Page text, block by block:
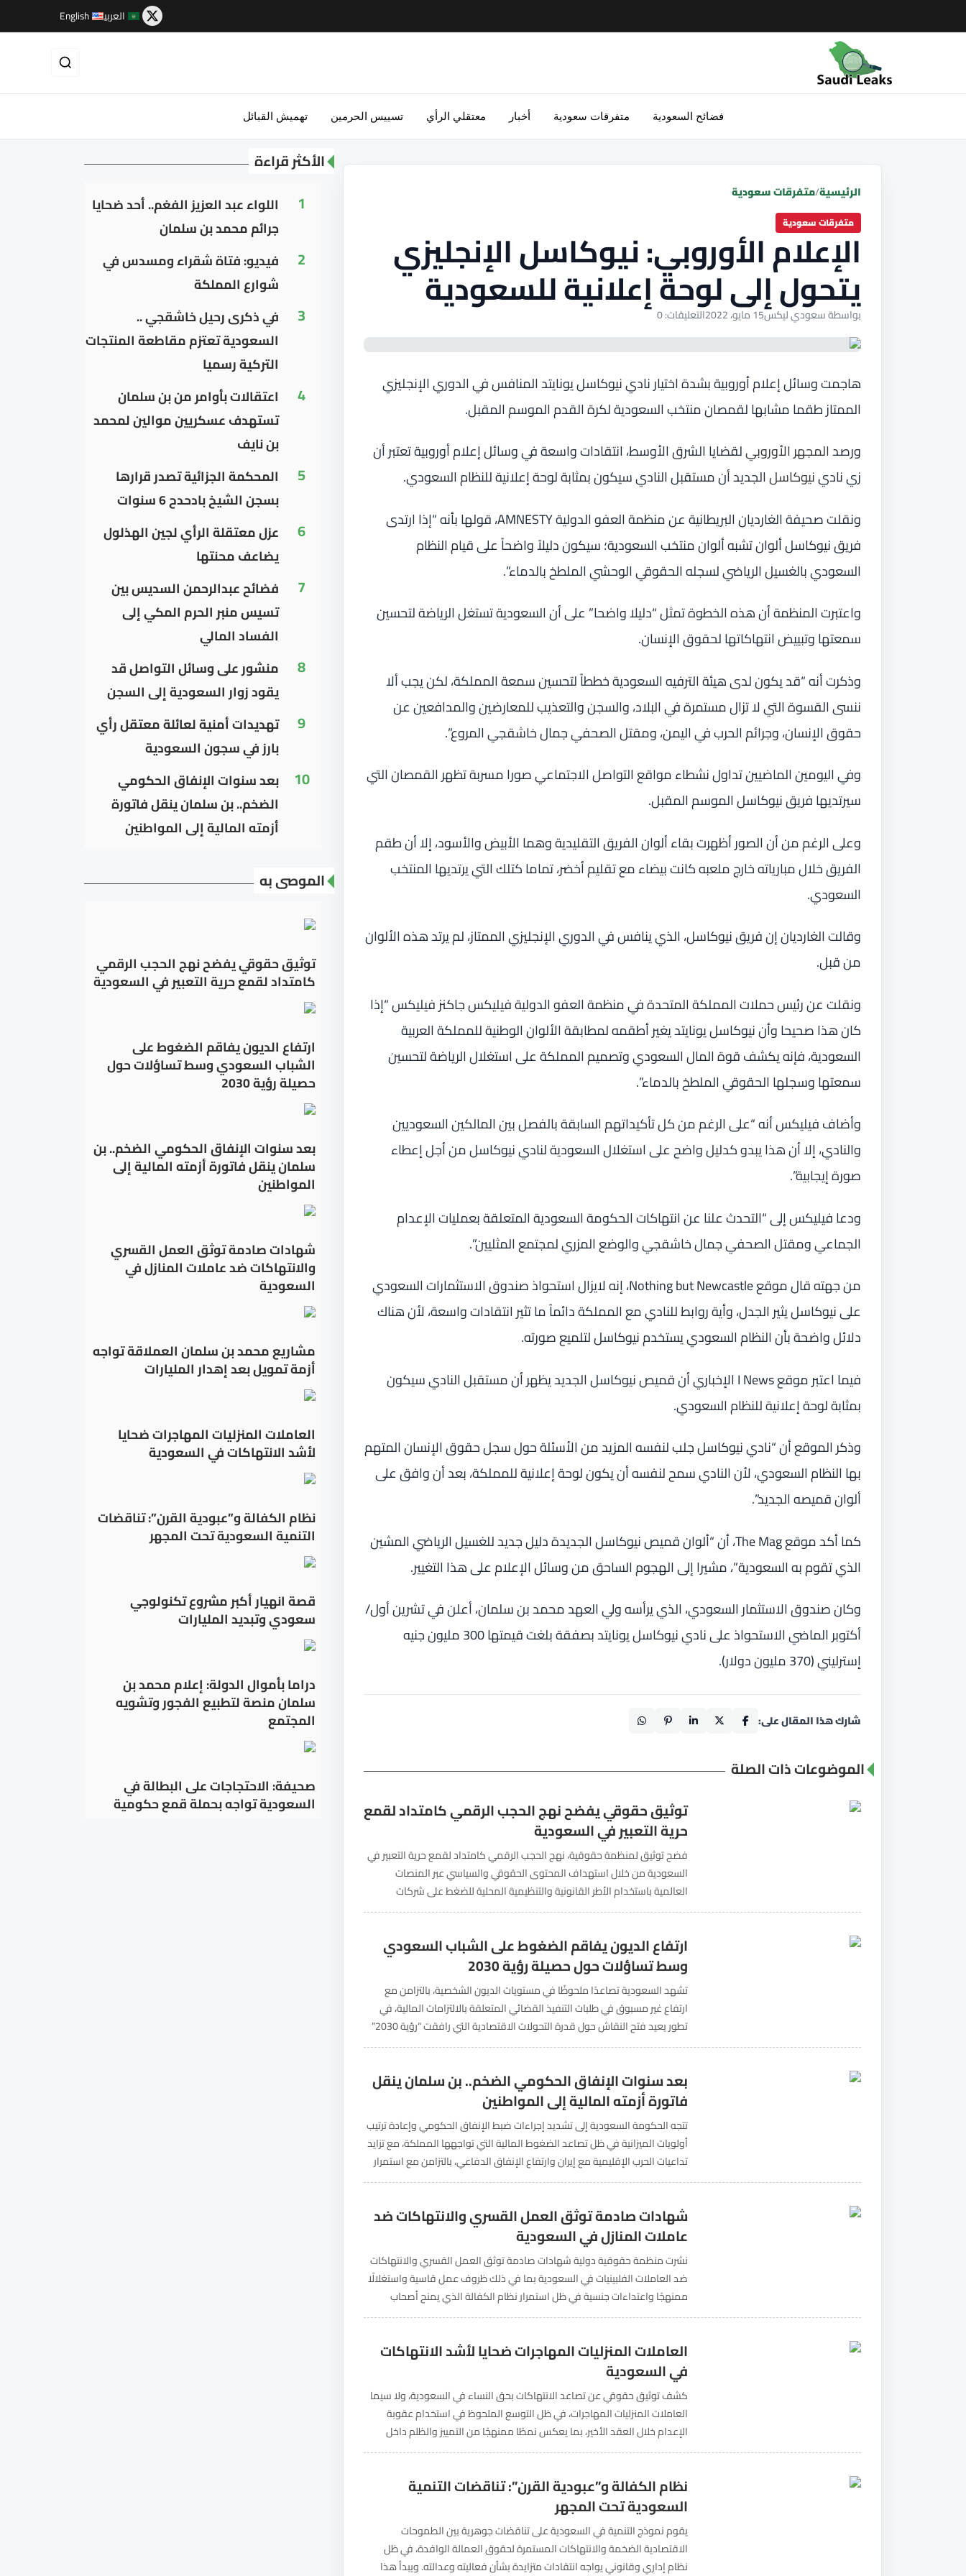
العربية English
فضائح السعودية متفرقات سعودية أخبار معتقلي الرأي تسييس الحرمين تهميش القبائل
الرئيسية/متفرقات سعودية
متفرقات سعودية
الإعلام الأوروبي: نيوكاسل الإنجليزي
يتحول إلى لوحة إعلانية للسعودية
بواسطة سعودي ليكس15 مايو، 2022 التعليقات: 0
هاجمت وسائل إعلام أوروبية بشدة اختيار نادي نيوكاسل يونايتد المنافس في الدوري الإنجليزي
الممتاز طقما مشابها لقمصان منتخب السعودية لكرة القدم الموسم المقبل.
ورصدالمجهر الأوروبيلقضايا الشرق الأوسط، انتقادات واسعة في وسائل إعلام أوروبية تعتبر أن
زي نادينيوكاسلالجديد أن مستقبل النادي سيكون بمثابة لوحة إعلانية للنظام السعودي.
ونقلت صحيفة الغارديان البريطانية عن منظمة العفو الدولية AMNESTY، قولها بأنه “إذا ارتدى
فريق نيوكاسل ألوان تشبه ألوان منتخب السعودية؛ سيكون دليلاً واضحاً على قيام النظام
السعودي بالغسيل الرياضي لسجله الحقوقي الوحشي الملطخ بالدماء”.
واعتبرت المنظمة أن هذه الخطوة تمثل “دليلا واضحا” على أن السعودية تستغل الرياضة لتحسين
سمعتها وتبييض انتهاكاتها لحقوق الإنسان.
وذكرت أنه “قد يكون لدى هيئة الترفيه السعودية خططاً لتحسين سمعة المملكة، لكن يجب ألا
ننسى القسوة التي لا تزال مستمرة في البلاد، والسجن والتعذيب للمعارضين والمدافعين عن
حقوق الإنسان، وجرائم الحرب في اليمن، ومقتل الصحفي جمال خاشقجي المروع”.
وفي اليومين الماضيين تداول نشطاء مواقع التواصل الاجتماعي صورا مسربة تظهر القمصان التي
سيرتديها فريق نيوكاسل الموسم المقبل.
وعلى الرغم من أن الصور أظهرت بقاء ألوان الفريق التقليدية وهما الأبيض والأسود، إلا أن طقم
الفريق خلال مبارياته خارج ملعبه كانت بيضاء مع تقليم أخضر، تماما كتلك التي يرتديها المنتخب
السعودي.
وقالت الغارديان إن فريق نيوكاسل، الذي ينافس في الدوري الإنجليزي الممتاز، لم يرتد هذه الألوان
من قبل.
ونقلت عن رئيس حملات المملكة المتحدة في منظمة العفو الدولية فيليكس جاكنز فيليكس “إذا
كان هذا صحيحا وأن نيوكاسل يونايتد يغير أطقمه لمطابقة الألوان الوطنية للمملكة العربية
السعودية، فإنه يكشف قوة المال السعودي وتصميم المملكة على استغلال الرياضة لتحسين
سمعتها وسجلها الحقوقي الملطخ بالدماء”.
وأضاف فيليكس أنه “على الرغم من كل تأكيداتهم السابقة بالفصل بين المالكين السعوديين
والنادي، إلا أن هذا يبدو كدليل واضح على استغلال السعودية لنادي نيوكاسل من أجل إعطاء
صورة إيجابية”.
ودعا فيليكس إلى “التحدث علنا عن انتهاكات الحكومة السعودية المتعلقة بعمليات الإعدام
الجماعي ومقتل الصحفي جمال خاشقجي والوضع المزري لمجتمع المثليين”.
من جهته قال موقع Nothing but Newcastle، إنه لايزال استحواذ صندوق الاستثمارات السعودي
على نيوكاسل يثير الجدل، وأية روابط للنادي مع المملكة دائماً ما تثير انتقادات واسعة، لأن هناك
دلائل واضحة بأن النظام السعودي يستخدم نيوكاسل لتلميع صورته.
فيما اعتبر موقع I News الإخباري أن قميص نيوكاسل الجديد يظهر أن مستقبل النادي سيكون
بمثابة لوحة إعلانية للنظام السعودي.
وذكر الموقع أن “نادي نيوكاسل جلب لنفسه المزيد من الأسئلة حول سجل حقوق الإنسان المتهم
بها النظام السعودي، لأن النادي سمح لنفسه أن يكون لوحة إعلانية للمملكة، بعد أن وافق على
ألوان قميصه الجديد”.
كما أكد موقع The Mag، أن “ألوان قميص نيوكاسل الجديدة دليل جديد للغسيل الرياضي المشين
الذي تقوم به السعودية”، مشيرا إلى الهجوم الساحق من وسائل الإعلام على هذا التغيير.
وكان صندوق الاستثمار السعودي، الذي يرأسه ولي العهد محمد بن سلمان، أعلن في تشرين أول/
أكتوبر الماضي الاستحواذ على نادي نيوكاسل يونايتد بصفقة بلغت قيمتها 300 مليون جنيه
إسترليني (370 مليون دولار).
شارك هذا المقال على:
الموضوعات ذات الصلة
توثيق حقوقي يفضح نهج الحجب الرقمي كامتداد لقمع
حرية التعبير في السعودية
فضح توثيق لمنظمة حقوقية، نهج الحجب الرقمي كامتداد لقمع حرية التعبير في
السعودية من خلال استهداف المحتوى الحقوقي والسياسي عبر المنصات
العالمية باستخدام الأطر القانونية والتنظيمية المحلية للضغط على شركات
التكنولوجيا وحملها على حجب أو تقييد حسابات تعود لمدافعين عن...
ارتفاع الديون يفاقم الضغوط على الشباب السعودي
وسط تساؤلات حول حصيلة رؤية 2030
تشهد السعودية تصاعدًا ملحوظًا في مستويات الديون الشخصية، بالتزامن مع
ارتفاع غير مسبوق في طلبات التنفيذ القضائي المتعلقة بالالتزامات المالية، في
تطور يعيد فتح النقاش حول قدرة التحولات الاقتصادية التي رافقت “رؤية 2030”
على تحقيق وعودها بتحسين مستويات المعيشة، وخفض...
بعد سنوات الإنفاق الحكومي الضخم.. بن سلمان ينقل
فاتورة أزمته المالية إلى المواطنين
تتجه الحكومة السعودية إلى تشديد إجراءات ضبط الإنفاق الحكومي وإعادة ترتيب
أولويات الميزانية في ظل تصاعد الضغوط المالية التي تواجهها المملكة، مع تزايد
تداعيات الحرب الإقليمية مع إيران وارتفاع الإنفاق الدفاعي، بالتزامن مع استمرار
العجز المالي وتباطؤ تنفيذ عدد من...
شهادات صادمة توثق العمل القسري والانتهاكات ضد
عاملات المنازل في السعودية
نشرت منظمة حقوقية دولية شهادات صادمة توثق العمل القسري والانتهاكات
ضد العاملات الفلبينيات في السعودية بما في ذلك ظروف عمل قاسية واستغلالًا
ممنهجًا واعتداءات جنسية في ظل استمرار نظام الكفالة الذي يمنح أصحاب
العمل سلطة شبه مطلقة على حياة العاملات...
العاملات المنزليات المهاجرات ضحايا لأشد الانتهاكات
في السعودية
كشف توثيق حقوقي عن تصاعد الانتهاكات بحق النساء في السعودية، ولا سيما
العاملات المنزليات المهاجرات، في ظل التوسع الملحوظ في استخدام عقوبة
الإعدام خلال العقد الأخير، بما يعكس نمطًا ممنهجًا من التمييز والظلم داخل
النظام القضائي. وأظهر توثيق صادر عن...
نظام الكفالة و”عبودية القرن”: تناقضات التنمية
السعودية تحت المجهر
يقوم نموذج التنمية في السعودية على تناقضات جوهرية بين الطموحات
الاقتصادية الضخمة والانتهاكات المستمرة لحقوق العمالة الوافدة، في ظل
نظام إداري وقانوني يواجه انتقادات متزايدة بشأن فعاليته وعدالته. ويبدأ هذا
الأكثر قراءة
1
اللواء عبد العزيز الفغم.. أحد ضحايا
جرائم محمد بن سلمان
2
فيديو: فتاة شقراء ومسدس في
شوارع المملكة
3
في ذكرى رحيل خاشقجي ..
السعودية تعتزم مقاطعة المنتجات
التركية رسميا
4
اعتقالات بأوامر من بن سلمان
تستهدف عسكريين موالين لمحمد
بن نايف
5
المحكمة الجزائية تصدر قرارها
بسجن الشيخ بادحدح 6 سنوات
6
عزل معتقلة الرأي لجين الهذلول
يضاعف محنتها
7
فضائح عبدالرحمن السديس بين
تسيس منبر الحرم المكي إلى
الفساد المالي
8
منشور على وسائل التواصل قد
يقود زوار السعودية إلى السجن
9
تهديدات أمنية لعائلة معتقل رأي
بارز في سجون السعودية
10
بعد سنوات الإنفاق الحكومي
الضخم.. بن سلمان ينقل فاتورة
أزمته المالية إلى المواطنين
الموصى به
توثيق حقوقي يفضح نهج الحجب الرقمي
كامتداد لقمع حرية التعبير في السعودية
ارتفاع الديون يفاقم الضغوط على
الشباب السعودي وسط تساؤلات حول
حصيلة رؤية 2030
بعد سنوات الإنفاق الحكومي الضخم.. بن
سلمان ينقل فاتورة أزمته المالية إلى
المواطنين
شهادات صادمة توثق العمل القسري
والانتهاكات ضد عاملات المنازل في
السعودية
مشاريع محمد بن سلمان العملاقة تواجه
أزمة تمويل بعد إهدار المليارات
العاملات المنزليات المهاجرات ضحايا
لأشد الانتهاكات في السعودية
نظام الكفالة و”عبودية القرن”: تناقضات
التنمية السعودية تحت المجهر
قصة انهيار أكبر مشروع تكنولوجي
سعودي وتبديد المليارات
دراما بأموال الدولة: إعلام محمد بن
سلمان منصة لتطبيع الفجور وتشويه
المجتمع
صحيفة: الاحتجاجات على البطالة في
السعودية تواجه بحملة قمع حكومية